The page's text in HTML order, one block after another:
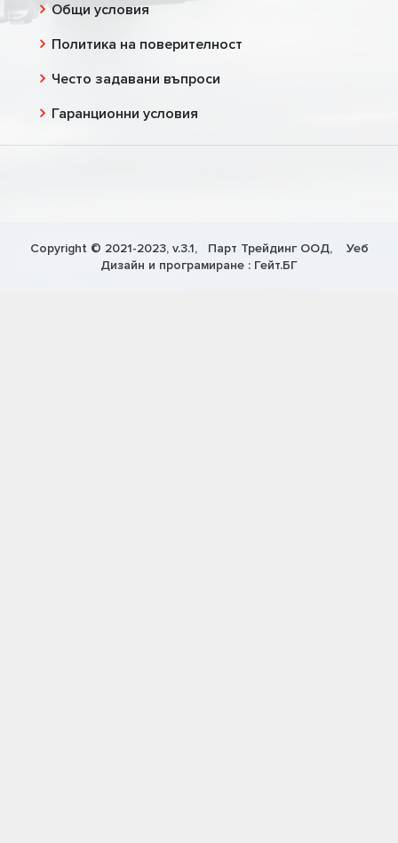
Общи условия
Политика на поверителност
Често задавани въпроси
Гаранционни условия
Copyright © 2021-2023, v.3.1, Парт Трейдинг ООД, Уеб
Дизайн и програмиране : Гейт.БГ